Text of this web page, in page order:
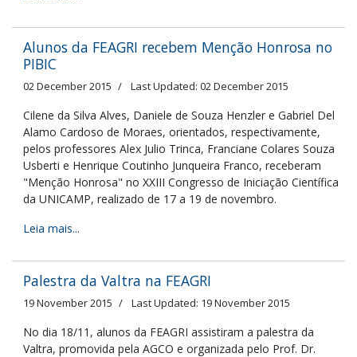
Alunos da FEAGRI recebem Menção Honrosa no
PIBIC
02 December 2015 Last Updated: 02 December 2015
Cilene da Silva Alves, Daniele de Souza Henzler e Gabriel Del
Alamo Cardoso de Moraes, orientados, respectivamente,
pelos professores Alex Julio Trinca, Franciane Colares Souza
Usberti e Henrique Coutinho Junqueira Franco, receberam
"Menção Honrosa" no XXIII Congresso de Iniciação Científica
da UNICAMP, realizado de 17 a 19 de novembro.
Leia mais...
Palestra da Valtra na FEAGRI
19 November 2015 Last Updated: 19 November 2015
No dia 18/11, alunos da FEAGRI assistiram a palestra da
Valtra, promovida pela AGCO e organizada pelo Prof. Dr.